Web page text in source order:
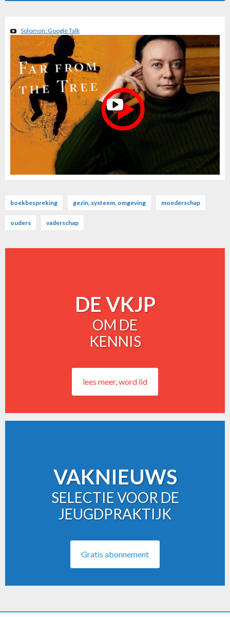
Solomon: Google Talk
boekbespreking gezin, systeem, omgeving moederschap
ouders vaderschap
DE VKJP
OM DE
KENNIS
lees meer, word lid
VAKNIEUWS
SELECTIE VOOR DE
JEUGDPRAKTIJK
Gratis abonnement